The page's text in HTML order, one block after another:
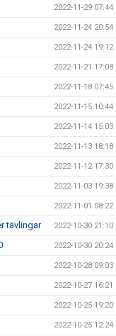
2022-11-29 07:44
2022-11-24 20:54
2022-11-24 19:12
2022-11-21 17:08
2022-11-18 07:45
2022-11-15 10:44
2022-11-14 15:03
2022-11-13 18:18
2022-11-12 17:30
2022-11-03 19:38
2022-11-01 08:22
tävlingar 2022-10-30 21:10
2022-10-30 20:24
2022-10-28 09:03
2022-10-27 16:21
2022-10-25 19:20
2022-10-25 12:24